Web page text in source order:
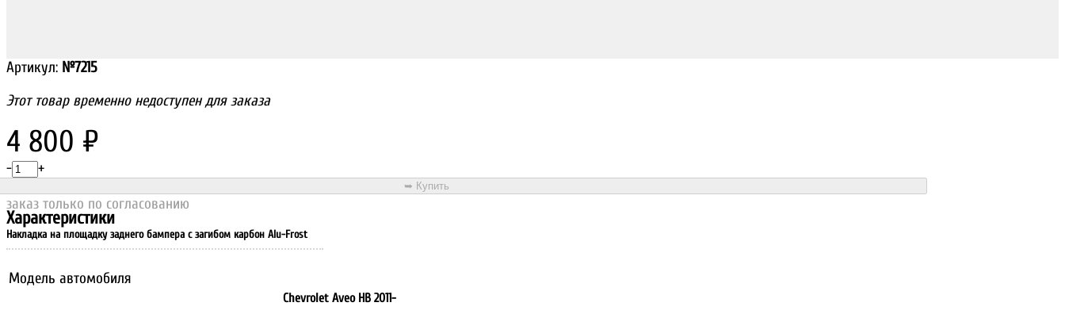
Артикул: №7215
Этот товар временно недоступен для заказа
4 800 ₽
- +
заказ только по согласованию
Характеристики
Накладка на площадку заднего бампера с загибом карбон Alu-Frost
Модель автомобиля
Chevrolet Aveo HB 2011-